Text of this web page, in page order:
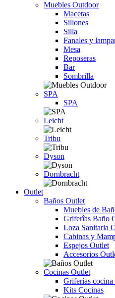
Muebles Outdoor
Macetas
Sillones
Silla
Fanales y
Mesa
Reposeras
Bar
Sombrilla
SPA
SPA
Leicht
Tribu
Dyson
Dornbracht
Outlet
Baños Outlet
Muebles de
Griferîas Baño
Loza Sanitaria
Cabinas y
Espejos Outlet
Accesorios
Cocinas Outlet
Griferías cocina
Kits Cocinas